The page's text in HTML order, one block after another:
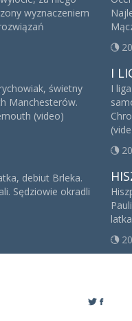
wyznaczeniem
świetny
Manchesterów.
(video)
debiut Brleka.
Sędziowie okradli
I
I